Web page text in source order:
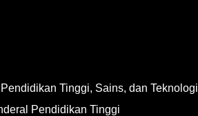
Tinggi, Sains, dan Teknologi
Pendidikan Tinggi